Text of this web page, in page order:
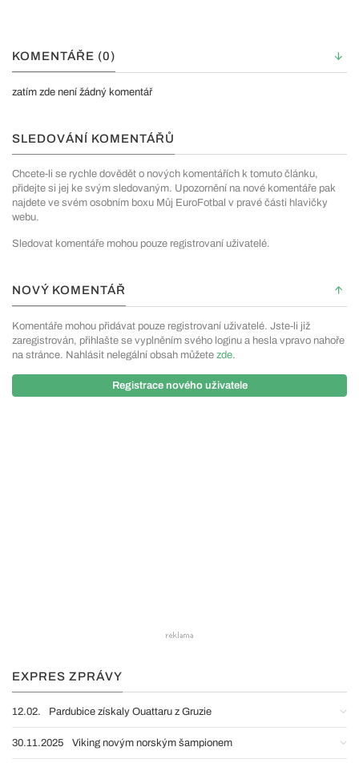
KOMENTÁŘE (0)
zatím zde není žádný komentář
SLEDOVÁNÍ KOMENTÁŘŮ
Chcete-li se rychle dovědět o nových komentářích k tomuto článku,
přidejte si jej ke svým sledovaným. Upozornění na nové komentáře pak
najdete ve svém osobním boxu Můj EuroFotbal v pravé části hlavičky
webu.
Sledovat komentáře mohou pouze registrovaní uživatelé.
NOVÝ KOMENTÁŘ
Komentáře mohou přidávat pouze registrovaní uživatelé. Jste-li již
zaregistrován, přihlašte se vyplněním svého loginu a hesla vpravo nahoře
na stránce. Nahlásit nelegální obsah můžete zde.
Registrace nového uživatele
EXPRES ZPRÁVY
12.02. Pardubice získaly Ouattaru z Gruzie
30.11.2025 Viking novým norským šampionem